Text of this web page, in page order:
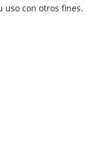
uso con otros fines.